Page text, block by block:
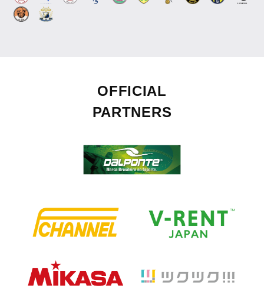
OFFICIAL
PARTNERS